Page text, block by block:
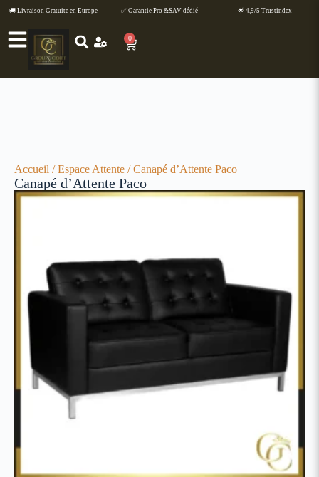
🚚 Livraison Gratuite en Europe ✅ Garantie Pro &SAV dédié 🌟 4,9/5 Trustindex
0
Accueil /Espace Attente / Canapé d’Attente Paco
Canapé d’Attente Paco